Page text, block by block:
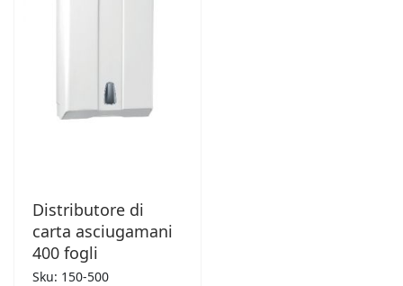
Distributore di
carta asciugamani
400 fogli
Sku: 150-500